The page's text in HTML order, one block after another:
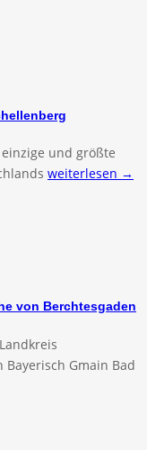
und größte
weiterlesen →
von Berchtesgaden
Gmain Bad